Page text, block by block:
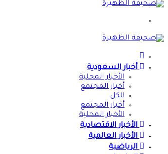
أخبار السعودية
الأخبار المحلية
أخبار المجتمع
الكل
أخبار المجتمع
الأخبار المحلية
الأخبار الاقتصادية
الأخبار العالمية
الرياضية